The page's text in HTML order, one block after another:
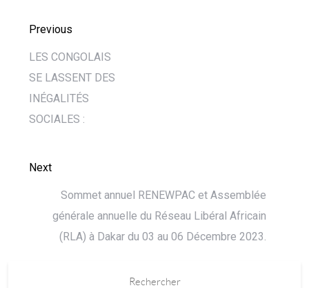
Previous
LES CONGOLAIS
SE LASSENT DES
INÉGALITÉS
SOCIALES :
Next
Sommet annuel RENEWPAC et Assemblée
générale annuelle du Réseau Libéral Africain
(RLA) à Dakar du 03 au 06 Décembre 2023.
Rechercher